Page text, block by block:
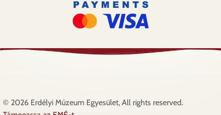
© 2026 Erdélyi Múzeum Egyesület, All rights reserved.